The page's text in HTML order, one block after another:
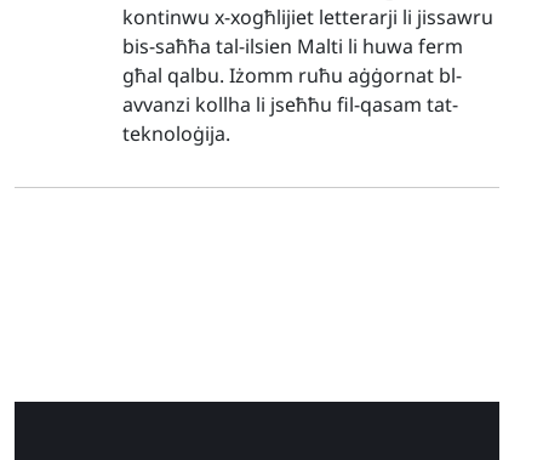
kontinwu x-xogħlijiet letterarji li jissawru
bis-saħħa tal-ilsien Malti li huwa ferm
għal qalbu. Iżomm ruħu aġġornat bl-
avvanzi kollha li jseħħu fil-qasam tat-
teknoloġija.